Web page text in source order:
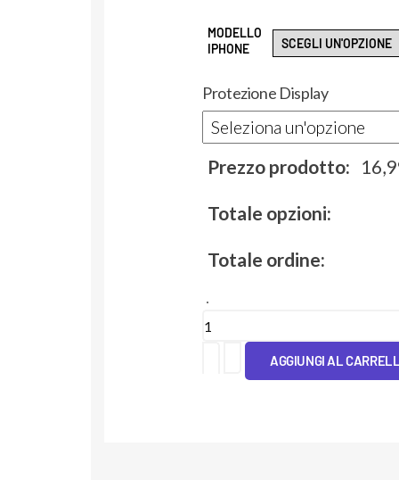
MODELLO
IPHONE
Protezione Display
Prezzo prodotto:
Totale opzioni:
Totale ordine:
Cover
Maculata
AGGIUNGI AL